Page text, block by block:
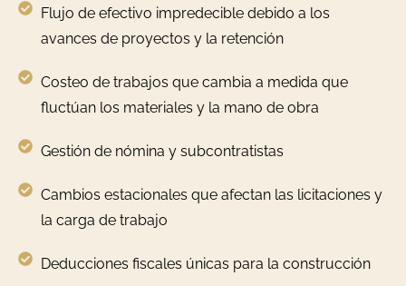
Flujo de efectivo impredecible debido a los
avances de proyectos y la retención
Costeo de trabajos que cambia a medida que
fluctúan los materiales y la mano de obra
Gestión de nómina y subcontratistas
Cambios estacionales que afectan las licitaciones y
la carga de trabajo
Deducciones fiscales únicas para la construcción